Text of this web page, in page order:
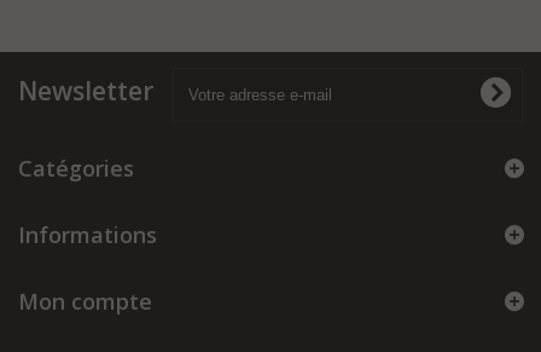
Newsletter
Catégories
Informations
Mon compte